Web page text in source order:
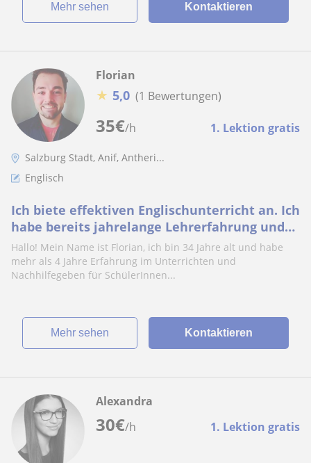
Mehr sehen Kontaktieren
35€/h 1. Lektion gratis
Florian
★ 5,0 (1 Bewertungen)
Salzburg Stadt, Anif, Antheri...
Englisch
Ich biete effektiven Englischunterricht an. Ich
habe bereits jahrelange Lehrerfahrung und
kann kompetenten Unterricht garantieren
Hallo! Mein Name ist Florian, ich bin 34 Jahre alt und habe
mehr als 4 Jahre Erfahrung im Unterrichten und
Nachhilfegeben für SchülerInnen...
Mehr sehen Kontaktieren
30€/h 1. Lektion gratis
Alexandra